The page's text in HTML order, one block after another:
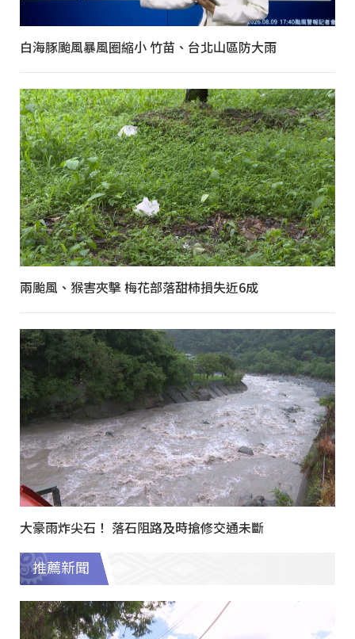
白海豚颱風暴風圈縮小 竹苗、台北山區防大雨
兩颱風、猴害夾擊 梅花部落甜柿損失近6成
大豪雨炸尖石！ 落石阻路及時搶修交通未斷
推薦新聞